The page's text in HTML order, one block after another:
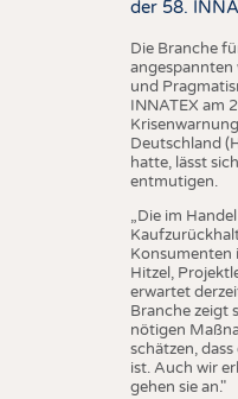
der 58.
Die Branche
angespannten
und
INNATEX am
Deutschland
hatte, lässt
entmutigen.
„Die im
Konsumenten
Hitzel,
erwartet
Branche zeigt
nötigen
schätzen,
ist. Auch wir
gehen sie an."